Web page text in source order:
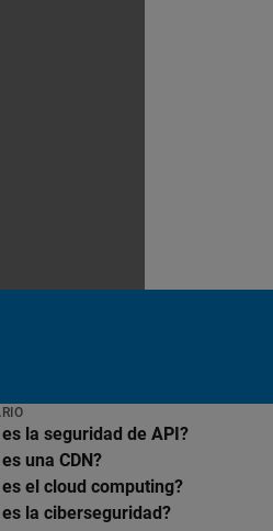
es la seguridad de API?
una CDN?
es el cloud computing?
es la ciberseguridad?